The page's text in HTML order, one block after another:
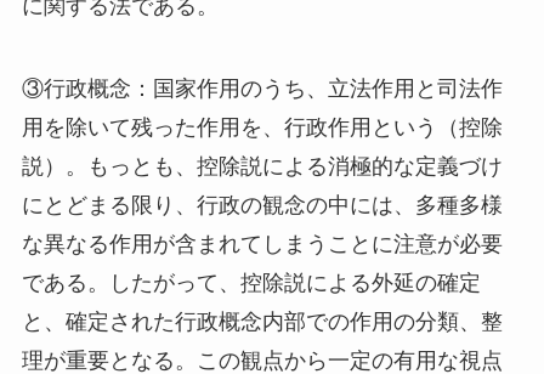
に関する法である。
③行政概念：国家作用のうち、立法作用と司法作
用を除いて残った作用を、行政作用という（控除
説）。もっとも、控除説による消極的な定義づけ
にとどまる限り、行政の観念の中には、多種多様
な異なる作用が含まれてしまうことに注意が必要
である。したがって、控除説による外延の確定
と、確定された行政概念内部での作用の分類、整
理が重要となる。この観点から一定の有用な視点